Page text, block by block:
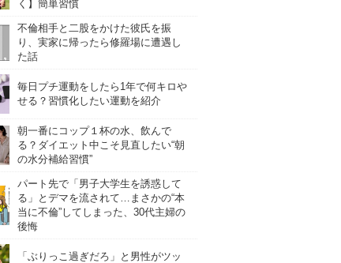
く】簡単習慣
不倫相手と二股をかけた彼氏を振
り、実家に帰ったら修羅場に遭遇し
た話
毎日プチ運動をしたら1年で何キロや
せる？習慣化したい運動を紹介
朝一番にコップ１杯の水、飲んで
る？ダイエット中こそ見直したい“朝
の水分補給習慣”
パート先で「男子大学生を誘惑して
る」とデマを流されて…まさかの“本
当に不倫”してしまった、30代主婦の
後悔
「ぶりっこ過ぎだろ」と男性がツッ